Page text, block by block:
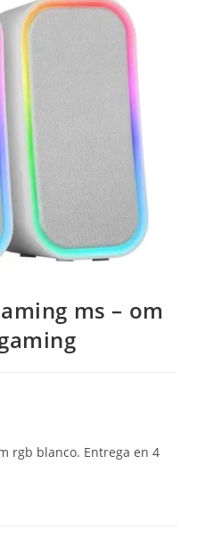
ms – om
rgb blanco. Entrega en 4